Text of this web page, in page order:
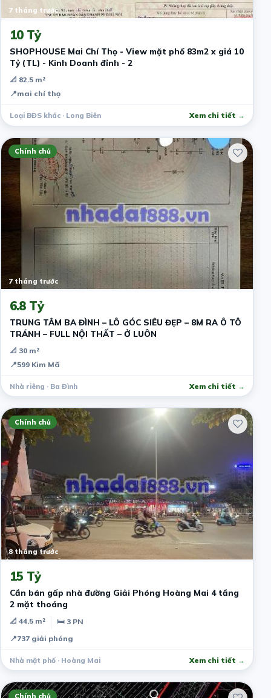
7 tháng trước
10 Tỷ
SHOPHOUSE Mai Chí Thọ - View mặt phố 83m2 x giá 10
Tỷ (TL) - Kinh Doanh đỉnh - 2
📐 82.5 m²
📍mai chí thọ
Loại BĐS khác · Long Biên Xem chi tiết →
Chính chủ
7 tháng trước
6.8 Tỷ
TRUNG TÂM BA ĐÌNH – LÔ GÓC SIÊU ĐẸP – 8M RA Ô TÔ
TRÁNH – FULL NỘI THẤT – Ở LUÔN
📐 30 m²
📍599 Kim Mã
Nhà riêng · Ba Đình Xem chi tiết →
Chính chủ
8 tháng trước
15 Tỷ
Cần bán gấp nhà đường Giải Phóng Hoàng Mai 4 tầng
2 mặt thoáng
📐 44.5 m²
🛏 3 PN
📍737 giải phóng
Nhà mặt phố · Hoàng Mai Xem chi tiết →
Chính chủ